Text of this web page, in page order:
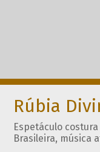
Rúbia
Espetáculo
Brasileira, música